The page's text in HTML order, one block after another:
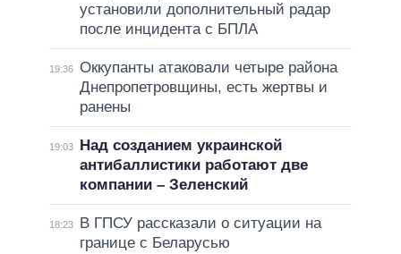
установили дополнительный радар
после инцидента с БПЛА
19:36 Оккупанты атаковали четыре района
Днепропетровщины, есть жертвы и
ранены
19:03
Над созданием украинской
антибаллистики работают две
компании – Зеленский
18:23
В ГПСУ рассказали о ситуации на
границе с Беларусью